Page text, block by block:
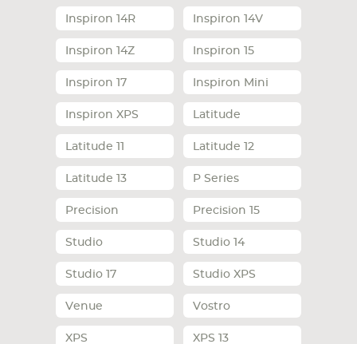
Inspiron 14R Inspiron 14V
Inspiron 14Z Inspiron 15
Inspiron 17 Inspiron Mini
Inspiron XPS Latitude
Latitude 11 Latitude 12
Latitude 13 P Series
Precision Precision 15
Studio Studio 14
Studio 17 Studio XPS
Venue Vostro
XPS XPS 13